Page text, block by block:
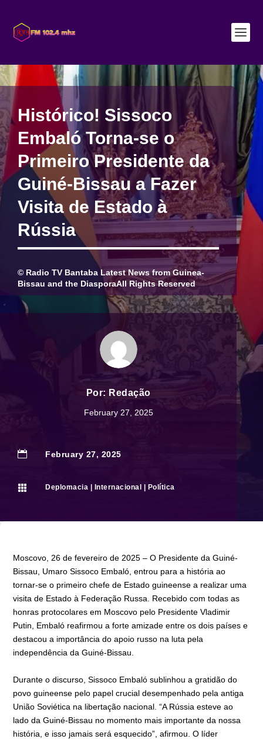
Histórico! Sissoco
Embaló Torna-se o
Primeiro Presidente da
Guiné-Bissau a Fazer
Visita de Estado à
Rússia
© Radio TV Bantaba Latest News from Guinea-
Bissau and the DiasporaAll Rights Reserved
Por: Redação
February 27, 2025
 February 27, 2025
 Deplomacia | Internacional | Política
Moscovo, 26 de fevereiro de 2025 – O Presidente da Guiné-
Bissau, Umaro Sissoco Embaló, entrou para a história ao
tornar-se o primeiro chefe de Estado guineense a realizar uma
visita de Estado à Federação Russa. Recebido com todas as
honras protocolares em Moscovo pelo Presidente Vladimir
Putin, Embaló reafirmou a forte amizade entre os dois países e
destacou a importância do apoio russo na luta pela
independência da Guiné-Bissau.
Durante o discurso, Sissoco Embaló sublinhou a gratidão do
povo guineense pelo papel crucial desempenhado pela antiga
União Soviética na libertação nacional. “A Rússia esteve ao
lado da Guiné-Bissau no momento mais importante da nossa
história, e isso jamais será esquecido”, afirmou. O líder